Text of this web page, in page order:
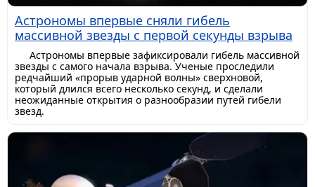
Астрономы впервые сняли гибель
массивной звезды с первой секунды взрыва
Астрономы впервые зафиксировали гибель массивной
звезды с самого начала взрыва. Ученые проследили
редчайший «прорыв ударной волны» сверхновой,
который длился всего несколько секунд, и сделали
неожиданные открытия о разнообразии путей гибели
звезд.